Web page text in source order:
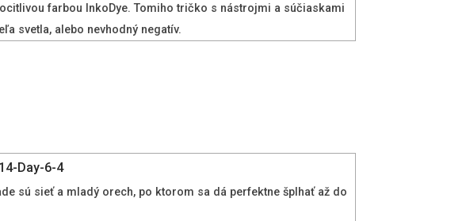
farbou InkoDye. Tomiho tričko s nástrojmi a súčiaskami
svetla, alebo nevhodný negatív.
sú sieť a mladý orech, po ktorom sa dá perfektne šplhať až do